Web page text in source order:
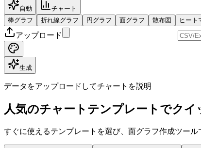
自動
チャート
棒グラフ
折れ線グラフ 円グラフ 面グラフ 散布図 ヒート
アップロード
生成
データをアップロードしてチャートを説明
人気のチャートテンプレートでク
すぐに使えるテンプレートを選び、面グラフ作成ツー